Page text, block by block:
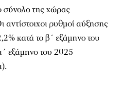
σύνολο της χώρας
αντίστοιχοι ρυθμοί αύξησης
κατά το β΄ εξάμηνο του
εξάμηνο του 2025